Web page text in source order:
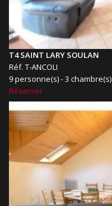
T4 SAINT LARY SOULAN
Réf. T-ANCOLI
9 personne(s) - 3 chambre(s)
Réserver